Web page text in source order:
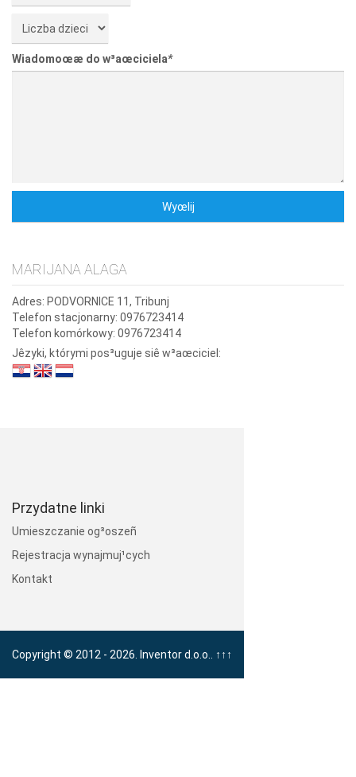
Wiadomoœæ do w³aœciciela*
MARIJANA ALAGA
Adres: PODVORNICE 11, Tribunj
Telefon stacjonarny: 0976723414
Telefon komórkowy: 0976723414
Jêzyki, którymi pos³uguje siê w³aœciciel:
Przydatne linki
Umieszczanie og³oszeñ
Rejestracja wynajmuj¹cych
Kontakt
Copyright © 2012 - 2026. Inventor d.o.o.. ↑↑↑